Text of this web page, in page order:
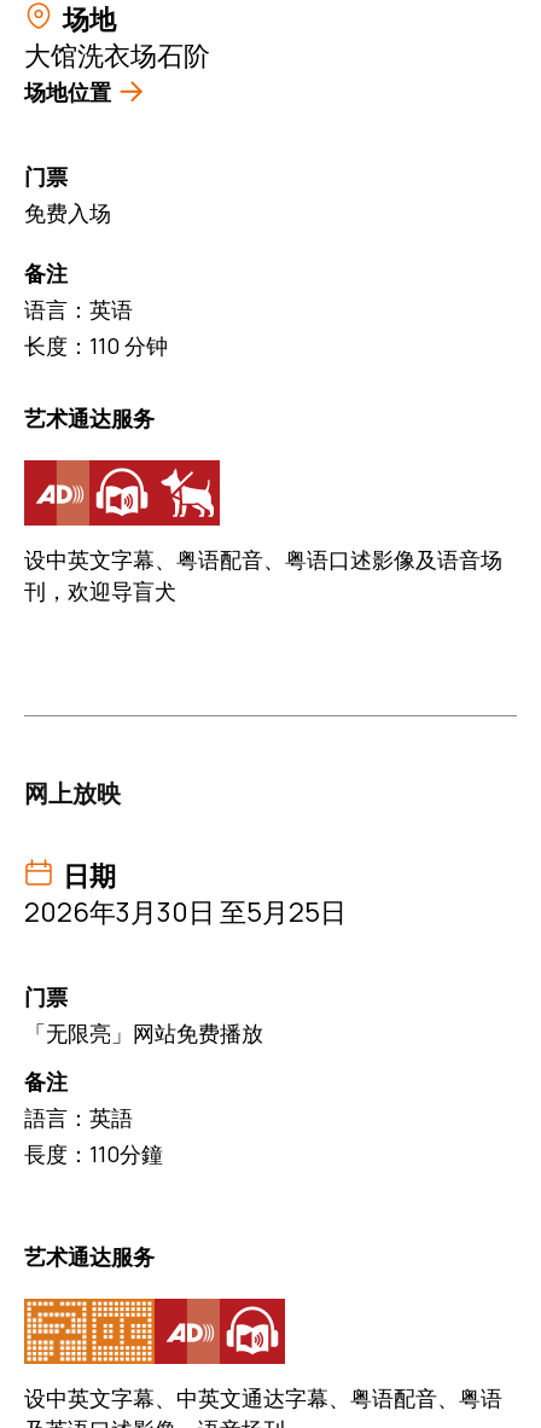
场地
大馆洗衣场石阶
场地位置
门票
免费入场
备注
语言：英语
长度：110 分钟
艺术通达服务
设中英文字幕、粤语配音、粤语口述影像及语音场
刊，欢迎导盲犬
网上放映
日期
2026年3月30日 至5月25日
门票
「无限亮」网站免费播放
备注
語言：英語
長度：110分鐘
艺术通达服务
设中英文字幕、中英文通达字幕、粤语配音、粤语